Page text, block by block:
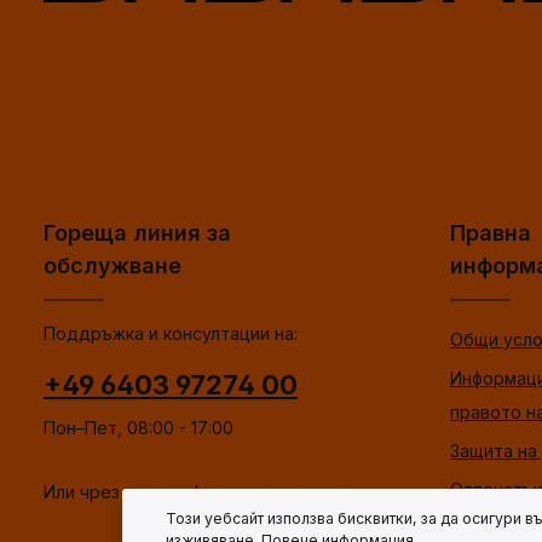
Гореща линия за
обслужване
Поддръжка и консултации на:
+49 6403 97274 00
Пон–Пет, 08:00 - 17:00
Или чрез нашатаформа за контакт.
Правна
Общи
правото
Защита на
Отпечатък
Този уебсайт използва бисквитки, за да осигури